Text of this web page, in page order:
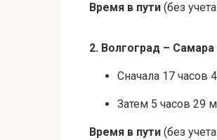
Время в пути (без
2. Волгоград –
Сначала 17 часов
Затем 5 часов 29
Время в пути (без